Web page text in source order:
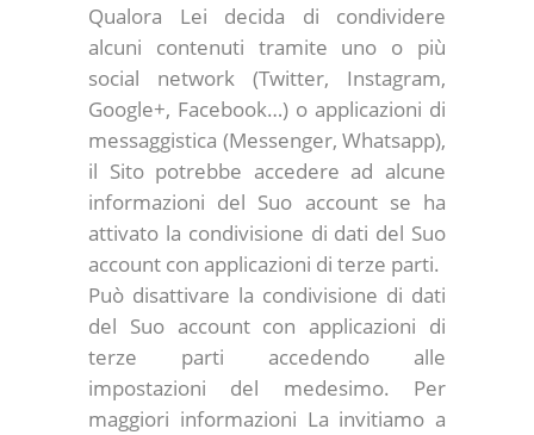
Qualora Lei decida di condividere
alcuni contenuti tramite uno o più
social network (Twitter, Instagram,
Google+, Facebook…) o applicazioni di
messaggistica (Messenger, Whatsapp),
il Sito potrebbe accedere ad alcune
informazioni del Suo account se ha
attivato la condivisione di dati del Suo
account con applicazioni di terze parti.
Può disattivare la condivisione di dati
del Suo account con applicazioni di
terze parti accedendo alle
impostazioni del medesimo. Per
maggiori informazioni La invitiamo a